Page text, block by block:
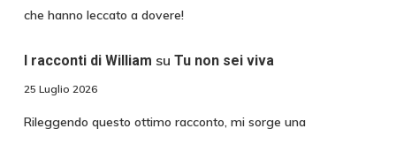
che hanno leccato a dovere!
I racconti di William su Tu non sei viva
25 Luglio 2026
Rileggendo questo ottimo racconto, mi sorge una